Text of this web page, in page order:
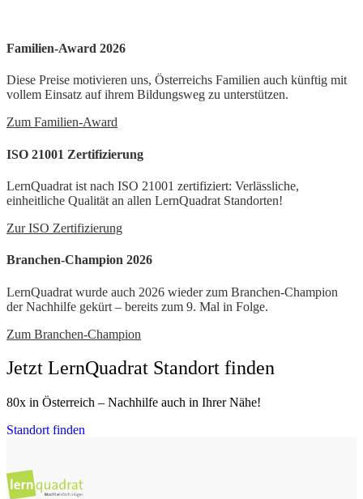
Familien-Award 2026
Diese Preise motivieren uns, Österreichs Familien auch künftig mit
vollem Einsatz auf ihrem Bildungsweg zu unterstützen.
Zum Familien-Award
ISO 21001 Zertifizierung
LernQuadrat ist nach ISO 21001 zertifiziert: Verlässliche,
einheitliche Qualität an allen LernQuadrat Standorten!
Zur ISO Zertifizierung
Branchen-Champion 2026
LernQuadrat wurde auch 2026 wieder zum Branchen-Champion
der Nachhilfe gekürt – bereits zum 9. Mal in Folge.
Zum Branchen-Champion
Jetzt LernQuadrat Standort finden
80x in Österreich – Nachhilfe auch in Ihrer Nähe!
Standort finden